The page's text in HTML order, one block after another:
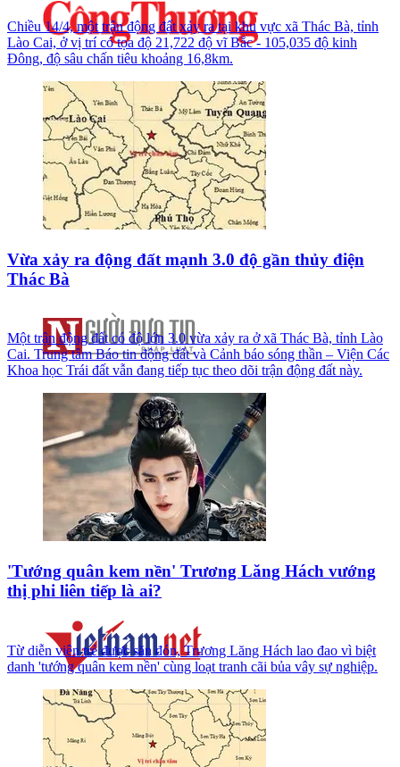
Chiều 14/4, một trận động đất xảy ra tại khu vực xã Thác Bà, tỉnh
Lào Cai, ở vị trí có tọa độ 21,722 độ vĩ Bắc - 105,035 độ kinh
Đông, độ sâu chấn tiêu khoảng 16,8km.
Vừa xảy ra động đất mạnh 3.0 độ gần thủy điện
Thác Bà
Một trận động đất có độ lớn 3.0 vừa xảy ra ở xã Thác Bà, tỉnh Lào
Cai. Trung tâm Báo tin động đất và Cảnh báo sóng thần – Viện Các
Khoa học Trái đất vẫn đang tiếp tục theo dõi trận động đất này.
'Tướng quân kem nền' Trương Lăng Hách vướng
thị phi liên tiếp là ai?
Từ diễn viên trẻ được săn đón, Trương Lăng Hách lao đao vì biệt
danh 'tướng quân kem nền' cùng loạt tranh cãi bủa vây sự nghiệp.